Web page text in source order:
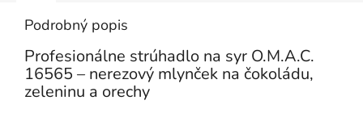
Podrobný popis
Profesionálne strúhadlo na syr O.M.A.C.
16565 – nerezový mlynček na čokoládu,
zeleninu a orechy